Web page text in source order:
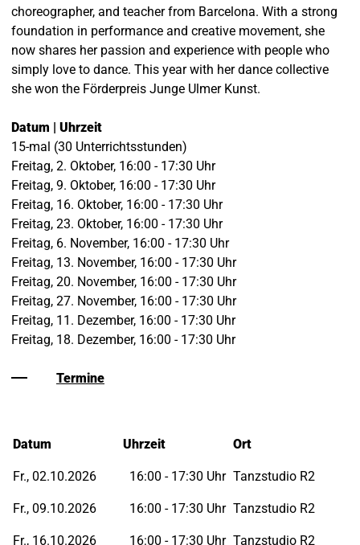
choreographer, and teacher from Barcelona. With a strong
foundation in performance and creative movement, she
now shares her passion and experience with people who
simply love to dance. This year with her dance collective
she won the Förderpreis Junge Ulmer Kunst.
Datum | Uhrzeit
15-mal (30 Unterrichtsstunden)
Freitag, 2. Oktober, 16:00 - 17:30 Uhr
Freitag, 9. Oktober, 16:00 - 17:30 Uhr
Freitag, 16. Oktober, 16:00 - 17:30 Uhr
Freitag, 23. Oktober, 16:00 - 17:30 Uhr
Freitag, 6. November, 16:00 - 17:30 Uhr
Freitag, 13. November, 16:00 - 17:30 Uhr
Freitag, 20. November, 16:00 - 17:30 Uhr
Freitag, 27. November, 16:00 - 17:30 Uhr
Freitag, 11. Dezember, 16:00 - 17:30 Uhr
Freitag, 18. Dezember, 16:00 - 17:30 Uhr
Termine
Datum Uhrzeit Ort
Fr., 02.10.2026 16:00 - 17:30 Uhr Tanzstudio R2
Fr., 09.10.2026 16:00 - 17:30 Uhr Tanzstudio R2
Fr., 16.10.2026 16:00 - 17:30 Uhr Tanzstudio R2